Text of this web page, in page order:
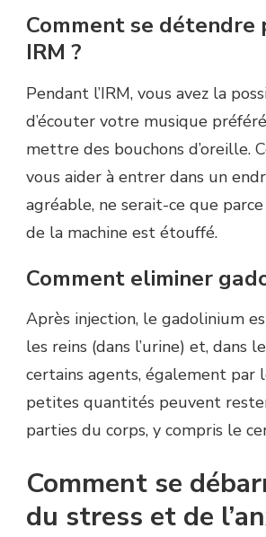
Comment se détendre
IRM ?
Pendant l’IRM, vous avez la
d’écouter votre musique
mettre des bouchons d’oreille.
vous aider à entrer dans un
agréable, ne serait-ce que
de la machine est étouffé.
Comment eliminer
Après injection, le gadolinium
les reins (dans l’urine) et, dans
certains agents, également par
petites quantités peuvent
parties du corps, y compris le
Comment se
du stress et de